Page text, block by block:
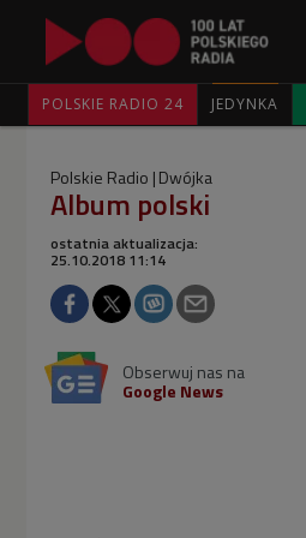
POLSKIE RADIO 24 JEDYNKA
Polskie Radio Dwójka
Album polski
ostatnia aktualizacja:
25.10.2018 11:14
Obserwuj nas na
Google News